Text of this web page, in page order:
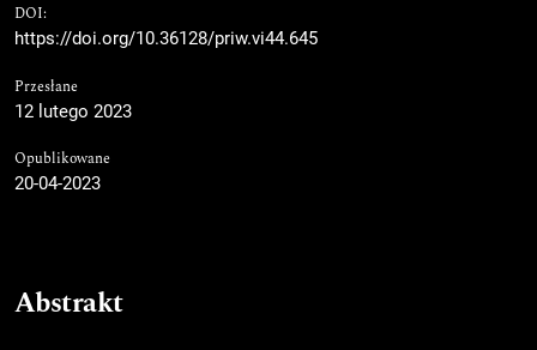
DOI:
https://doi.org/10.36128/priw.vi44.645
Przesłane
12 lutego 2023
Opublikowane
20-04-2023
Abstrakt